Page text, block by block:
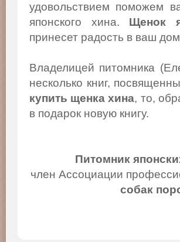
удовольствием поможем
японского хина. Щенок
принесет радость в ваш
Владелицей питомника
несколько книг,
купить щенка хина, то,
в подарок новую книгу.
Питомник
член Ассоциации
собак